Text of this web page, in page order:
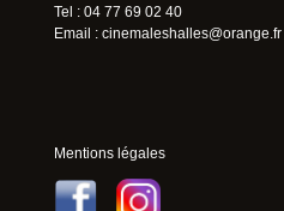
Tel : 04 77 69 02 40
Email : cinemaleshalles@orange.fr
Mentions légales